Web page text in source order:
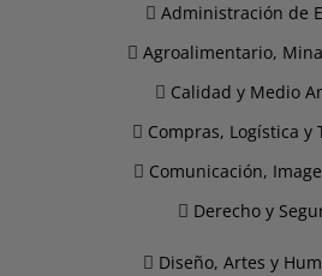
Administración de
Agroalimentario,
Calidad y Medio
Compras, Logística y
Comunicación,
Derecho y
Diseño, Artes y